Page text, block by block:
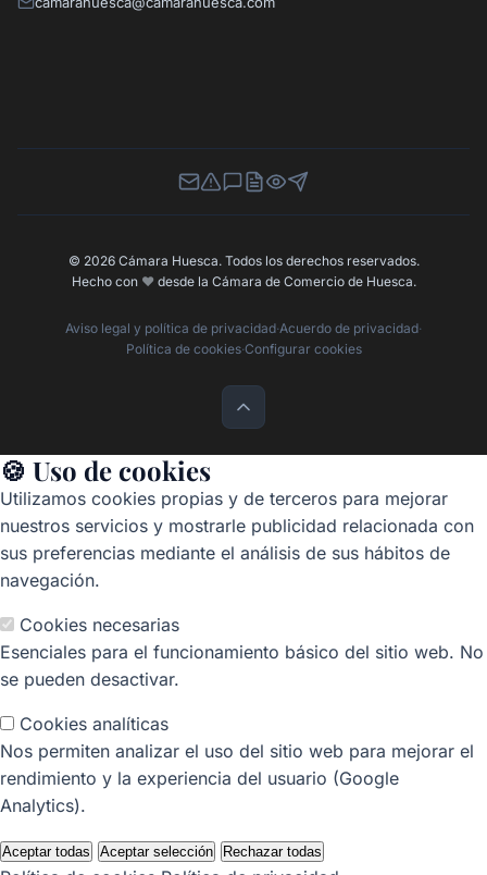
Newsletter
Canal de Denuncias
Buzón de Sugerencias
Perfil Contratante
Ley de Transparencia
Contacta con nosotros
© 2026 Cámara Huesca. Todos los derechos reservados.
Hecho con ❤️ desde la Cámara de Comercio de Huesca.
Aviso legal y política de privacidad·Acuerdo de privacidad·
Política de cookies·Configurar cookies
🍪 Uso de cookies
Utilizamos cookies propias y de terceros para mejorar
nuestros servicios y mostrarle publicidad relacionada con
sus preferencias mediante el análisis de sus hábitos de
navegación.
Cookies necesarias
Esenciales para el funcionamiento básico del sitio web. No
se pueden desactivar.
Cookies analíticas
Nos permiten analizar el uso del sitio web para mejorar el
rendimiento y la experiencia del usuario (Google
Analytics).
Aceptar todas Aceptar selección Rechazar todas